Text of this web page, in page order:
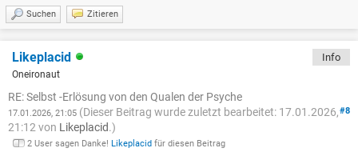
Suchen Zitieren
Likeplacid
Oneironaut
Info
RE: Selbst -Erlösung von den Qualen der Psyche
#8
17.01.2026, 21:05 (Dieser Beitrag wurde zuletzt bearbeitet: 17.01.2026,
21:12 von Likeplacid.)
2 User sagen Danke! Likeplacid für diesen Beitrag